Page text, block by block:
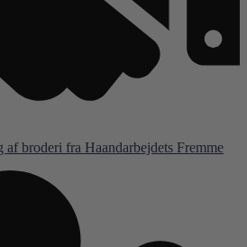
broderi fra Haandarbejdets Fremme